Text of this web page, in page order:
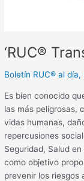
‘RUC®
Boletín RUC® al día,
Es bien conocido
las más peligrosas,
vidas humanas,
repercusiones
Seguridad, Salud
como objetivo
prevenir los riesgos